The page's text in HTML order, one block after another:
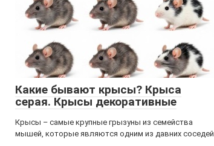
Какие бывают крысы? Крыса
серая. Крысы декоративные
Крысы – самые крупные грызуны из семейства
мышей, которые являются одним из давних соседей